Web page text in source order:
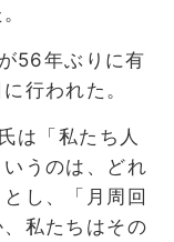
56年ぶりに有
行われた。
は「私たち人
うのは、どれ
し、「月周回
私たちはその